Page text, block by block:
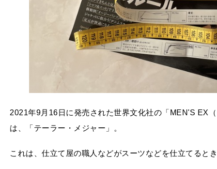
2021年9月16日に発売された世界文化社の「MEN'S EX
は、「テーラー・メジャー」。
これは、仕立て屋の職人などがスーツなどを仕立てると